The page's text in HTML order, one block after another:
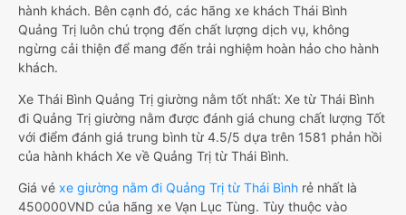
hành khách. Bên cạnh đó, các hãng xe khách Thái Bình
Quảng Trị luôn chú trọng đến chất lượng dịch vụ, không
ngừng cải thiện để mang đến trải nghiệm hoàn hảo cho hành
khách.
Xe Thái Bình Quảng Trị giường nằm tốt nhất: Xe từ Thái Bình
đi Quảng Trị giường nằm được đánh giá chung chất lượng Tốt
với điểm đánh giá trung bình từ 4.5/5 dựa trên 1581 phản hồi
của hành khách Xe về Quảng Trị từ Thái Bình.
Giá vé xe giường nằm đi Quảng Trị từ Thái Bình rẻ nhất là
450000VND của hãng xe Vạn Lục Tùng. Tùy thuộc vào